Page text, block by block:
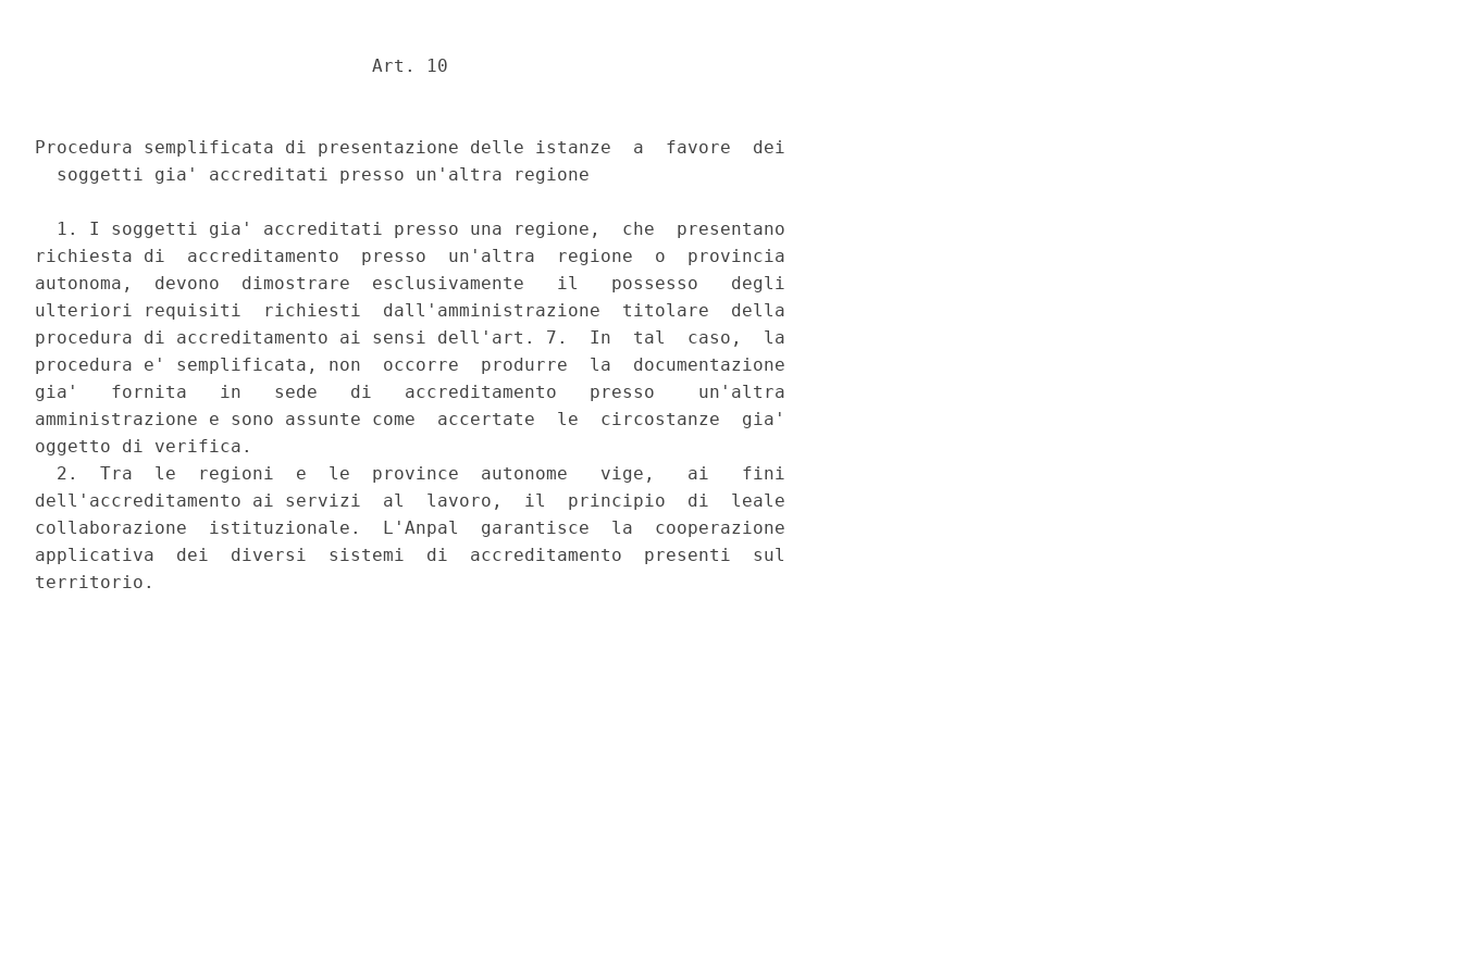
                               Art. 10
Procedura semplificata di presentazione delle istanze  a  favore  dei
  soggetti gia' accreditati presso un'altra regione
  1. I soggetti gia' accreditati presso una regione,  che  presentano
richiesta di  accreditamento  presso  un'altra  regione  o  provincia
autonoma,  devono  dimostrare  esclusivamente   il   possesso   degli
ulteriori requisiti  richiesti  dall'amministrazione  titolare  della
procedura di accreditamento ai sensi dell'art. 7.  In  tal  caso,  la
procedura e' semplificata, non  occorre  produrre  la  documentazione
gia'   fornita   in   sede   di   accreditamento   presso    un'altra
amministrazione e sono assunte come  accertate  le  circostanze  gia'
oggetto di verifica.
  2.  Tra  le  regioni  e  le  province  autonome   vige,   ai   fini
dell'accreditamento ai servizi  al  lavoro,  il  principio  di  leale
collaborazione  istituzionale.  L'Anpal  garantisce  la  cooperazione
applicativa  dei  diversi  sistemi  di  accreditamento  presenti  sul